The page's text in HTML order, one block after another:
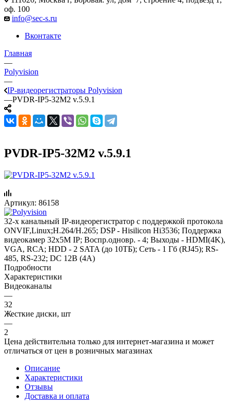
оф. 100
info@sec-s.ru
Вконтакте
Главная
—
Polyvision
—
IP-видеорегистраторы Polyvision
—PVDR-IP5-32M2 v.5.9.1
PVDR-IP5-32M2 v.5.9.1
Артикул: 86158
32-х канальный IP-видеорегистратор с поддержкой протокола
ONVIF,Linux;H.264/H.265; DSP - Hisilicon Hi3536; Поддержка
видеокамер 32x5M IP; Воспр.одновр. - 4; Выходы - HDMI(4K),
VGA, RCA; HDD - 2 SATA (до 10ТБ); Сеть - 1 Гб (RJ45); RS-
485, RS-232; DC 12В (4А)
Подробности
Характеристики
Видеоканалы
—
32
Жесткие диски, шт
—
2
Цена действительна только для интернет-магазина и может
отличаться от цен в розничных магазинах
Описание
Характеристики
Отзывы
Доставка и оплата